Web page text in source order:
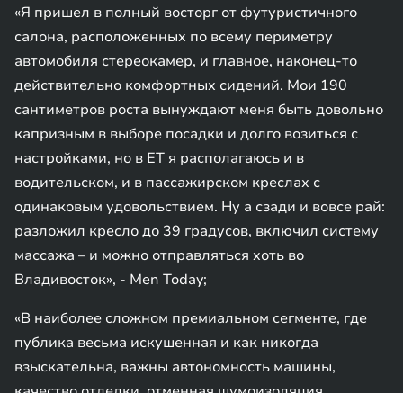
«Я пришел в полный восторг от футуристичного
салона, расположенных по всему периметру
автомобиля стереокамер, и главное, наконец-то
действительно комфортных сидений. Мои 190
сантиметров роста вынуждают меня быть довольно
капризным в выборе посадки и долго возиться с
настройками, но в ET я располагаюсь и в
водительском, и в пассажирском креслах с
одинаковым удовольствием. Ну а сзади и вовсе рай:
разложил кресло до 39 градусов, включил систему
массажа – и можно отправляться хоть во
Владивосток», - Men Today;
«В наиболее сложном премиальном сегменте, где
публика весьма искушенная и как никогда
взыскательна, важны автономность машины,